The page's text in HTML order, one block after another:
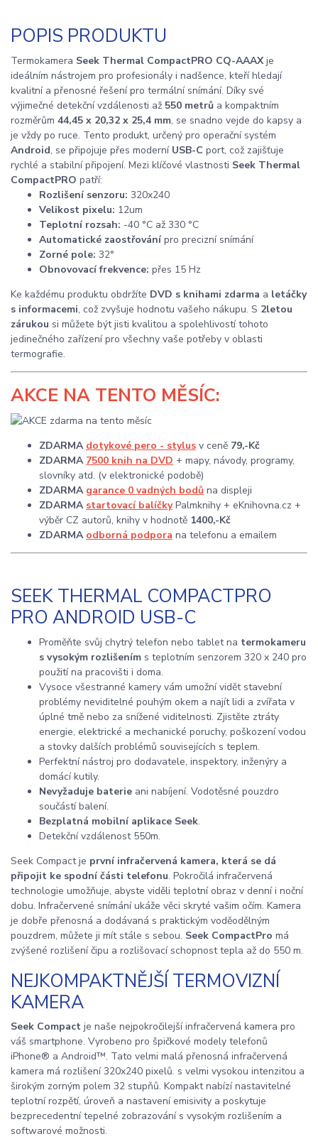
POPIS PRODUKTU
Termokamera Seek Thermal CompactPRO CQ-AAAXje
ideálním nástrojem pro profesionály i nadšence, kteří hledají
kvalitní a přenosné řešení pro termální snímání. Díky své
výjimečné detekční vzdálenosti až 550 metrů a kompaktním
rozměrům 44,45 x 20,32 x 25,4 mm, se snadno vejde do kapsy a
je vždy po ruce. Tento produkt, určený pro operační systém
Android, se připojuje přes moderní USB-C port, což zajišťuje
rychlé a stabilní připojení. Mezi klíčové vlastnosti Seek Thermal
CompactPRO patří:
Rozlišení senzoru: 320x240
Velikost pixelu: 12um
Teplotní rozsah: -40 °C až 330 °C
Automatické zaostřovánípro precizní snímání
Zorné pole: 32°
Obnovovací frekvence: přes 15 Hz
Ke každému produktu obdržíte DVD s knihami zdarma a letáčky
s informacemi, což zvyšuje hodnotu vašeho nákupu. S 2letou
zárukou si můžete být jisti kvalitou a spolehlivostí tohoto
jedinečného zařízení pro všechny vaše potřeby v oblasti
termografie.
AKCE NA TENTO MĚSÍC:
ZDARMA dotykové pero - stylus v ceně 79,-Kč
ZDARMA 7500 knih na DVD + mapy, návody, programy,
slovníky atd. (v elektronické podobě)
ZDARMA garance 0 vadných bodů na displeji
ZDARMA startovací balíčkyPalmknihy + eKnihovna.cz +
výběr CZ autorů, knihy v hodnotě 1400,-Kč
ZDARMA odborná podpora na telefonu a emailem
SEEK THERMAL COMPACTPRO
PRO ANDROID USB-C
Proměňte svůj chytrý telefon nebo tablet na termokameru
s vysokým rozlišením s teplotním senzorem 320 x 240 pro
použití na pracovišti i doma.
Vysoce všestranné kamery vám umožní vidět stavební
problémy neviditelné pouhým okem a najít lidi a zvířata v
úplné tmě nebo za snížené viditelnosti. Zjistěte ztráty
energie, elektrické a mechanické poruchy, poškození vodou
a stovky dalších problémů souvisejících s teplem.
Perfektní nástroj pro dodavatele, inspektory, inženýry a
domácí kutily.
Nevyžaduje baterie ani nabíjení. Vodotěsné pouzdro
součástí balení.
Bezplatná mobilní aplikace Seek.
Detekční vzdálenost 550m.
Seek Compact je první infračervená kamera, která se dá
připojit ke spodní části telefonu. Pokročilá infračervená
technologie umožňuje, abyste viděli teplotní obraz v denní i noční
dobu. Infračervené snímání ukáže věci skryté vašim očím. Kamera
je dobře přenosná a dodávaná s praktickým voděodělným
pouzdrem, můžete ji mít stále s sebou. Seek CompactPro má
zvýšené rozlišení čipu a rozlišovací schopnost tepla až do 550 m.
NEJKOMPAKTNĚJŠÍ TERMOVIZNÍ
KAMERA
Seek Compact je naše nejpokročilejší infračervená kamera pro
váš smartphone. Vyrobeno pro špičkové modely telefonů
iPhone® a Android™. Tato velmi malá přenosná infračervená
kamera má rozlišení 320x240 pixelů. s velmi vysokou intenzitou a
širokým zorným polem 32 stupňů. Kompakt nabízí nastavitelné
teplotní rozpětí, úroveň a nastavení emisivity a poskytuje
bezprecedentní tepelné zobrazování s vysokým rozlišením a
softwarové možnosti.